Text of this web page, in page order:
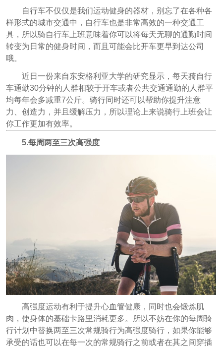
自行车不仅仅是我们运动健身的器材，别忘了在各种各
样形式的城市交通中，自行车也是非常高效的一种交通工
具，所以骑自行车上班意味着你可以将每天无聊的通勤时间
转变为日常的健身时间，而且可能会比开车更早到达公司
哦。
近日一份来自东安格利亚大学的研究显示，每天骑自行
车通勤30分钟的人群相较于开车或者公共交通通勤的人群平
均每年会多减重7公斤。骑行同时还可以帮助你提升注意
力、创造力，并且缓解压力，所以理论上来说骑行上班会让
你工作更加有效率。
5.每周两至三次高强度
高强度运动有利于提升心血管健康，同时也会锻炼肌
肉，使身体的基础卡路里消耗更多。所以不妨在你的每周骑
行计划中替换两至三次常规骑行为高强度骑行，如果你能够
承受的话也可以在每一次的常规骑行之前或者在其之间穿插